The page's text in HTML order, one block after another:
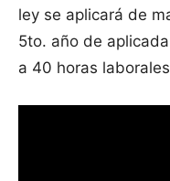
ley se aplicará de
5to. año de
a 40 horas